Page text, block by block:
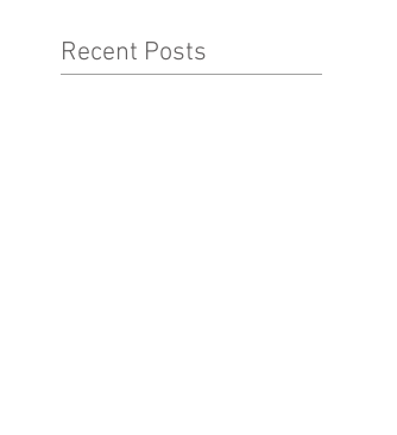
Recent Posts